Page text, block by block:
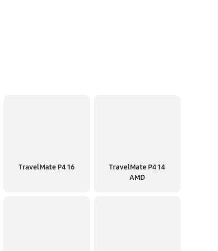
TravelMate P4 16
TravelMate P4 14
AMD